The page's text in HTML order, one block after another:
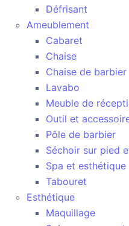
Défrisant
Ameublement
Cabaret
Chaise
Chaise de barbier
Lavabo
Meuble de
Outil et
Pôle de barbier
Séchoir sur pied
Spa et esthétique
Tabouret
Esthétique
Maquillage